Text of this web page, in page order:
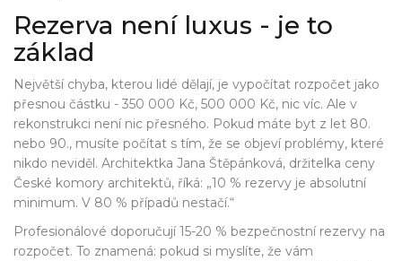
Rezerva není luxus - je to
základ
Největší chyba, kterou lidé dělají, je vypočítat rozpočet jako
přesnou částku - 350 000 Kč, 500 000 Kč, nic víc. Ale v
rekonstrukci není nic přesného. Pokud máte byt z let 80.
nebo 90., musíte počítat s tím, že se objeví problémy, které
nikdo neviděl. Architektka Jana Štěpánková, držitelka ceny
České komory architektů, říká: „10 % rezervy je absolutní
minimum. V 80 % případů nestačí.“
Profesionálové doporučují 15-20 % bezpečnostní rezervy na
rozpočet. To znamená: pokud si myslíte, že vám